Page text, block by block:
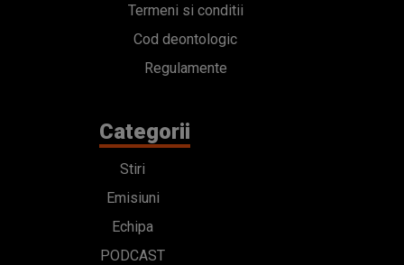
Termeni si conditii
Cod deontologic
Regulamente
Categorii
Stiri
Emisiuni
Echipa
PODCAST